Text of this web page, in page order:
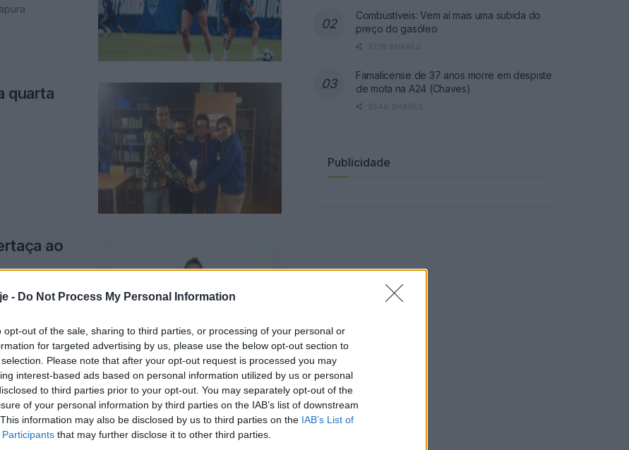
- Do Not Process My Personal Information
opt-out of the sale, sharing to third parties, or processing of your personal or
for targeted advertising by us, please use the below opt-out section to
Please note that after your opt-out request is processed you may
interest-based ads based on personal information utilized by us or personal
to third parties prior to your opt-out. You may separately opt-out of the
of your personal information by third parties on the IAB’s list of downstream
information may also be disclosed by us to third parties on the IAB’s List of
that may further disclose it to other third parties.
quarta
ao
aí o
da
Combustíveis: Vem aí mais uma subida do
preço do gasóleo
3779 SHARES
Famalicense de 37 anos morre em despiste
de mota na A24 (Chaves)
2546 SHARES
Publicidade